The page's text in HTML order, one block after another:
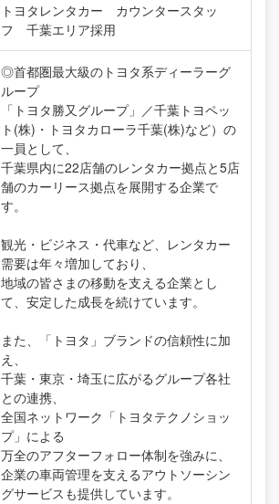
トヨタレンタカー カウンタースタッ
フ 千葉エリア採用
◎首都圏最大級のトヨタ系ディーラーグ
ループ
「トヨタ勝又グループ」／千葉トヨペッ
ト(株)・トヨタカローラ千葉(株)など）の
一員として、
千葉県内に22店舗のレンタカー拠点と5店
舗のカーリース拠点を展開する企業で
す。
観光・ビジネス・代車など、レンタカー
需要は年々増加しており、
地域の皆さまの移動を支える企業とし
て、安定した成長を続けています。
また、「トヨタ」ブランドの信頼性に加
え、
千葉・東京・埼玉に広がるグループ各社
との連携、
全国ネットワーク「トヨタテクノショッ
プ」による
万全のアフターフォロー体制を強みに、
企業の車両管理を支えるアウトソーシン
グサービスも提供しています。